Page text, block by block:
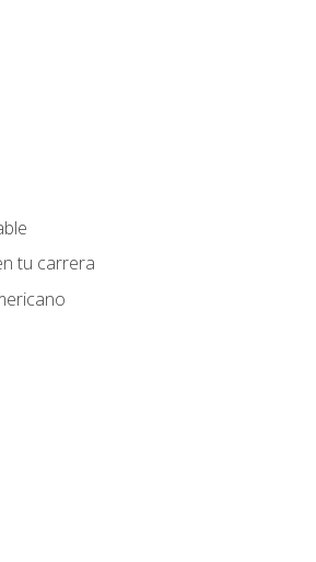
tu carrera